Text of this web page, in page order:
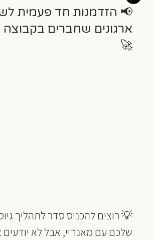
📢 הזדמנות חד פעמית
ארגונים שחברים בקבוצה
🚀
💡 רוצים להכניס סדר לתהליך
שלכם עם מאנדיי, אבל לא יודעים